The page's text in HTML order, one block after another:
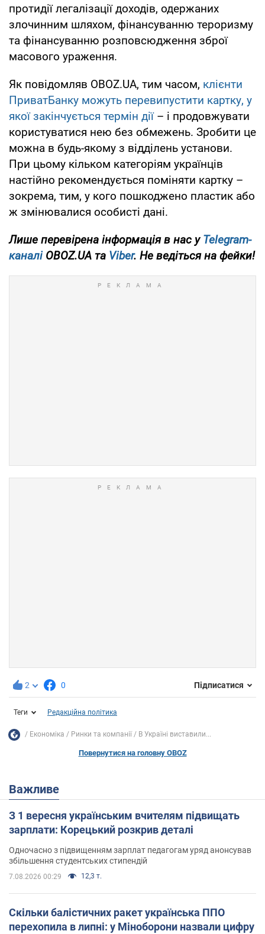
протидії легалізації доходів, одержаних
злочинним шляхом, фінансуванню тероризму
та фінансуванню розповсюдження зброї
масового ураження.
Як повідомляв OBOZ.UA, тим часом, клієнти
ПриватБанку можуть перевипустити картку, у
якої закінчується термін дії– і продовжувати
користуватися нею без обмежень. Зробити це
можна в будь-якому з відділень установи.
При цьому кільком категоріям українців
настійно рекомендується поміняти картку –
зокрема, тим, у кого пошкоджено пластик або
ж змінювалися особисті дані.
Лише перевірена інформація в нас уTelegram-
каналіOBOZ.UA та Viber. Не ведіться на фейки!
2 0 Підписатися
Теги Редакційна політика
Економіка Ринки та компанії В Україні виставили...
Повернутися на головну OBOZ
Важливе
З 1 вересня українським вчителям підвищать
зарплати: Корецький розкрив деталі
Одночасно з підвищенням зарплат педагогам уряд анонсував
збільшення студентських стипендій
7.08.2026 00:29 12,3 т.
Скільки балістичних ракет українська ППО
перехопила в липні: у Міноборони назвали цифру